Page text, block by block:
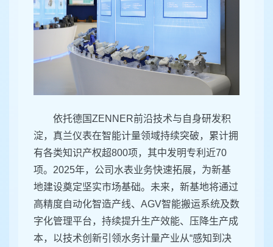
依托德国ZENNER前沿技术与自身研发积
淀，真兰仪表在智能计量领域持续突破，累计拥
有各类知识产权超800项，其中发明专利近70
项。2025年，公司水表业务快速拓展，为新基
地建设奠定坚实市场基础。未来，新基地将通过
高精度自动化智造产线、AGV智能搬运系统及数
字化管理平台，持续提升生产效能、压降生产成
本，以技术创新引领水务计量产业从“感知到决